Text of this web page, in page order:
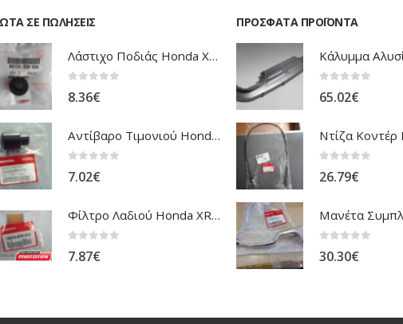
ΣΕ ΠΩΛΉΣΕΙΣ
Λάστιχο Ποδιάς Honda XRV-750 Africa Twin
8.36€
Αντίβαρο Τιμονιού Honda ANF-125 Innova
7.02€
Φίλτρο Λαδιού Honda XR-NX-FMX
7.87€
ΠΡΌΣΦΑΤΑ ΠΡΟΪΌΝΤΑ
65.02€
26.79€
30.30€